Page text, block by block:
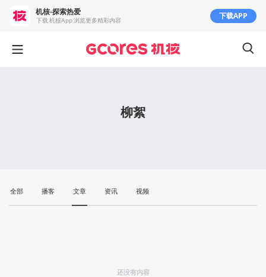
柳絮
全部 播客 文章 资讯 视频
还没有内容
机核-探索热爱
下载 机核App 浏览更多精彩内容 下载APP